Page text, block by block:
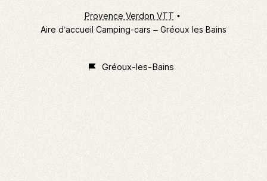
Provence Verdon VTT
Aire d’accueil Camping-cars – Gréoux les Bains
Gréoux-les-Bains